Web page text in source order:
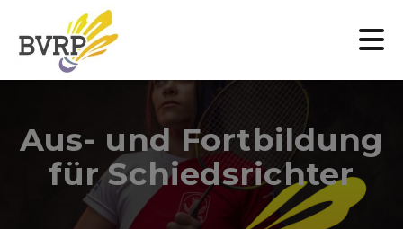
Aus- und Fortbildung
für Schiedsrichter